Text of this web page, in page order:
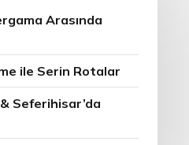
Arasında
ile Serin Rotalar
Seferihisar’da